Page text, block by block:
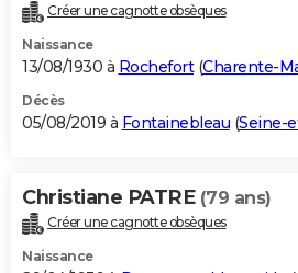
Créer une cagnotte obsèques
Naissance
13/08/1930 à Rochefort(Charente-
Décès
05/08/2019 à Fontainebleau (Seine-
Christiane PATRE (79 ans)
Créer une cagnotte obsèques
Naissance